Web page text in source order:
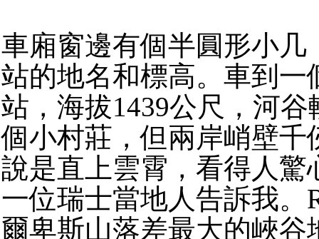
車廂窗邊有個半圓形小几
站的地名和標高。車到一
站，海拔1439公尺，河
個小村莊，但兩岸峭壁千
說是直上雲霄，看得人驚
一位瑞士當地人告訴我。
爾卑斯山落差最大的峽谷